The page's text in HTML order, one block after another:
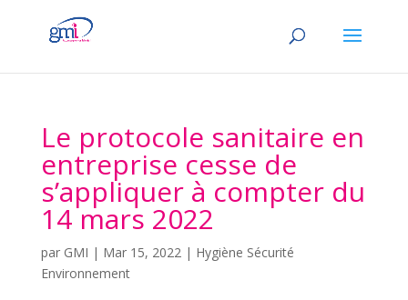
Le protocole sanitaire en
entreprise cesse de
s’appliquer à compter du
14 mars 2022
par GMI | Mar 15, 2022| Hygiène Sécurité
Environnement